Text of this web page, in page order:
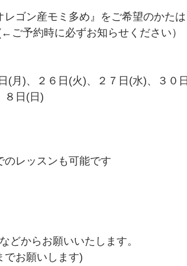
ゴン産モミ多め』をご希望のかたは
ご予約時に必ずお知らせください）
(月)、２６日(火)、２７日(水)、３０
８日(日)
のレッスンも可能です
どからお願いいたします。
でお願いします)